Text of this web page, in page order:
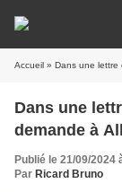
Accueil » Dans une lettre
Dans une
demande à
Publié le 21/09/2024
Par Ricard Bruno